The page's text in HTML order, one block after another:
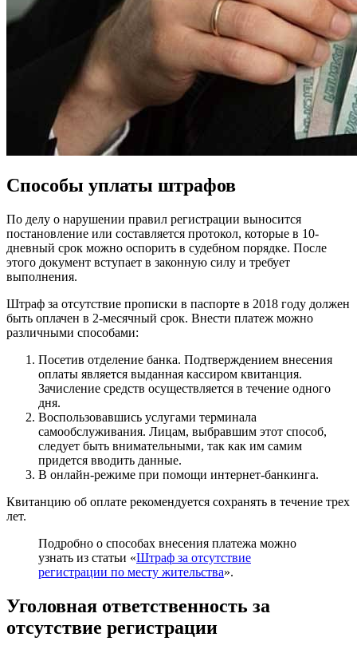
Способы уплаты штрафов
По делу о нарушении правил регистрации выносится
постановление или составляется протокол, которые в 10-
дневный срок можно оспорить в судебном порядке. После
этого документ вступает в законную силу и требует
выполнения.
Штраф за отсутствие прописки в паспорте в 2018 году должен
быть оплачен в 2-месячный срок. Внести платеж можно
различными способами:
Посетив отделение банка. Подтверждением внесения
оплаты является выданная кассиром квитанция.
Зачисление средств осуществляется в течение одного
дня.
Воспользовавшись услугами терминала
самообслуживания. Лицам, выбравшим этот способ,
следует быть внимательными, так как им самим
придется вводить данные.
В онлайн-режиме при помощи интернет-банкинга.
Квитанцию об оплате рекомендуется сохранять в течение трех
лет.
Подробно о способах внесения платежа можно
узнать из статьи «Штраф за отсутствие
регистрации по месту жительства».
Уголовная ответственность за
отсутствие регистрации